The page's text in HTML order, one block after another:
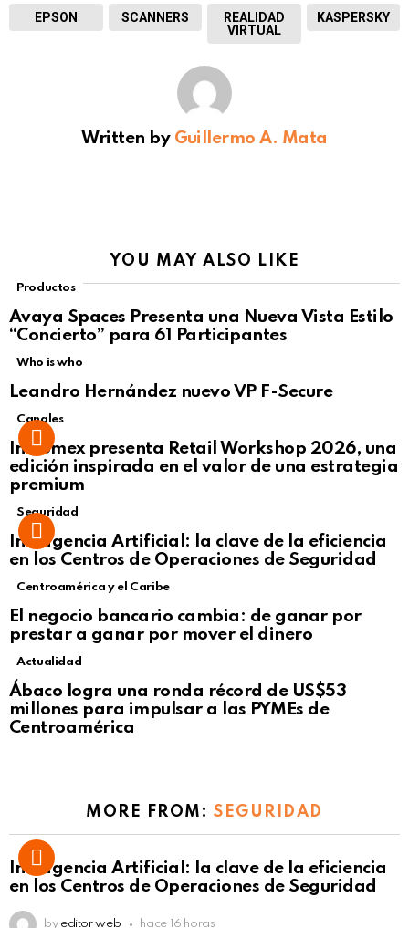
EPSON SCANNERS
REALIDAD
VIRTUAL
KASPERSKY
Written by Guillermo A. Mata
YOU MAY ALSO LIKE
Productos
Avaya Spaces Presenta una Nueva Vista Estilo
“Concierto” para 61 Participantes
Who is who
Leandro Hernández nuevo VP F-Secure
Canales
Intcomex presenta Retail Workshop 2026, una
edición inspirada en el valor de una estrategia
premium
Seguridad
Inteligencia Artificial: la clave de la eficiencia
en los Centros de Operaciones de Seguridad
Centroamérica y el Caribe
El negocio bancario cambia: de ganar por
prestar a ganar por mover el dinero
Not Safe For Work
Click to view this post
Actualidad
Ábaco logra una ronda récord de US$53
millones para impulsar a las PYMEs de
Centroamérica
MORE FROM:SEGURIDAD
Inteligencia Artificial: la clave de la eficiencia
en los Centros de Operaciones de Seguridad
by editor web hace 16 horas